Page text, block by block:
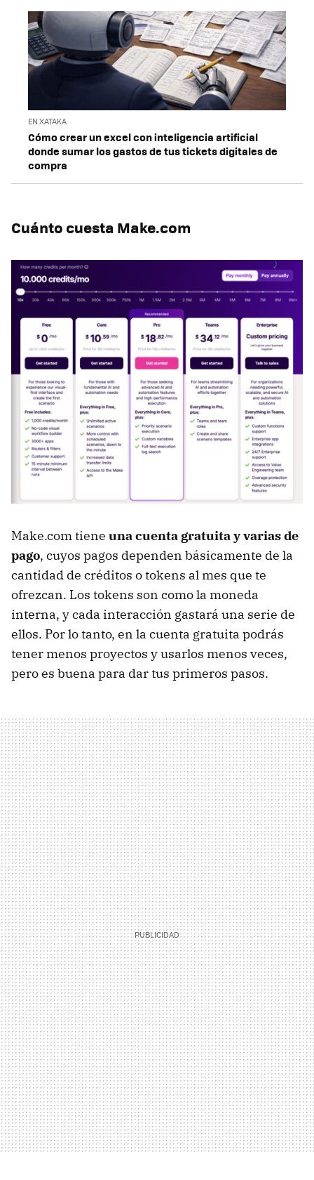
EN XATAKA
Cómo crear un excel con inteligencia artificial
donde sumar los gastos de tus tickets digitales de
compra
Cuánto cuesta Make.com
Make.com tiene una cuenta gratuita y varias de
pago, cuyos pagos dependen básicamente de la
cantidad de créditos o tokens al mes que te
ofrezcan. Los tokens son como la moneda
interna, y cada interacción gastará una serie de
ellos. Por lo tanto, en la cuenta gratuita podrás
tener menos proyectos y usarlos menos veces,
pero es buena para dar tus primeros pasos.